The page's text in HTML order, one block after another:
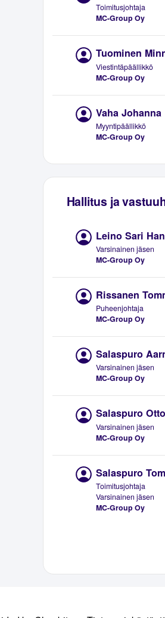
Toimitusjohtaja
MC-Group Oy
Tuominen
Viestintäpäällikkö
MC-Group Oy
Vaha Johanna
Myyntipäällikkö
MC-Group Oy
Hallitus ja
Leino Sari
Varsinainen jäsen
MC-Group Oy
Rissanen
Puheenjohtaja
MC-Group Oy
Salaspuro
Varsinainen jäsen
MC-Group Oy
Salaspuro
Varsinainen jäsen
MC-Group Oy
Salaspuro
Toimitusjohtaja
Varsinainen jäsen
MC-Group Oy